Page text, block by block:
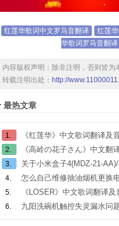
红莲华歌词中文罗马音翻译 红莲
华歌词罗马音翻译
内容版权声明：除非注明，否则皆为
转载注明出处：http://
最热文章
1. 《红莲华》中文歌词翻译及
2.
《高岭の花子さん》中文翻
3.
关于小米盒子4(MDZ-21-AA)/
4. 怎么自己维修抽油烟机更换电
5.
《LOSER》中文歌词翻译及
6.
九阳洗碗机触控失灵漏水问